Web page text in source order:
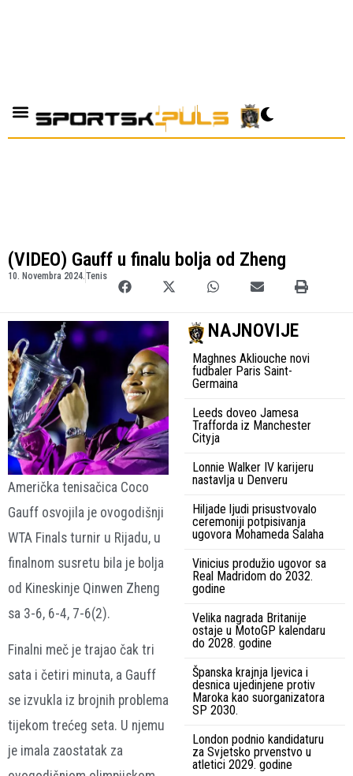
(VIDEO) Gauff u finalu bolja od Zheng
10. Novembra 2024. Tenis
Američka tenisačica Coco
Gauff osvojila je ovogodišnji
WTA Finals turnir u Rijadu, u
finalnom susretu bila je bolja
od Kineskinje Qinwen Zheng
sa 3-6, 6-4, 7-6(2).
Finalni meč je trajao čak tri
sata i četiri minuta, a Gauff
se izvukla iz brojnih problema
tijekom trećeg seta. U njemu
je imala zaostatak za
NAJNOVIJE
Maghnes Akliouche novi
fudbaler Paris Saint-
Germaina
Leeds doveo Jamesa
Trafforda iz Manchester
Cityja
Lonnie Walker IV karijeru
nastavlja u Denveru
Hiljade ljudi prisustvovalo
ceremoniji potpisivanja
ugovora Mohameda Salaha
Vinicius produžio ugovor sa
Real Madridom do 2032.
godine
Velika nagrada Britanije
ostaje u MotoGP kalendaru
do 2028. godine
Španska krajnja ljevica i
desnica ujedinjene protiv
Maroka kao suorganizatora
SP 2030.
London podnio kandidaturu
za Svjetsko prvenstvo u
atletici 2029. godine